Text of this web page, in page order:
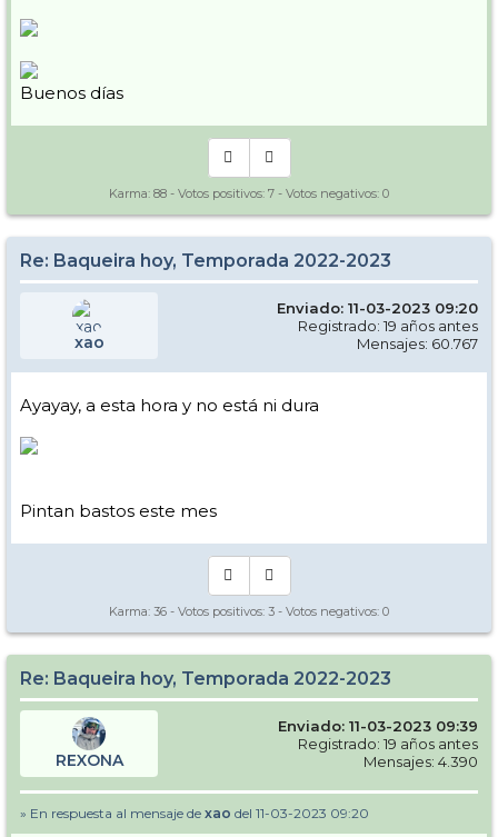
Buenos días
Karma: 88 - Votos positivos: 7 - Votos negativos: 0
Re: Baqueira hoy, Temporada 2022-2023
xao
Enviado: 11-03-2023 09:20
Registrado: 19 años antes
Mensajes: 60.767
Ayayay, a esta hora y no está ni dura
Pintan bastos este mes
Karma: 36 - Votos positivos: 3 - Votos negativos: 0
Re: Baqueira hoy, Temporada 2022-2023
REXONA
Enviado: 11-03-2023 09:39
Registrado: 19 años antes
Mensajes: 4.390
» En respuesta al mensaje de xao del 11-03-2023 09:20